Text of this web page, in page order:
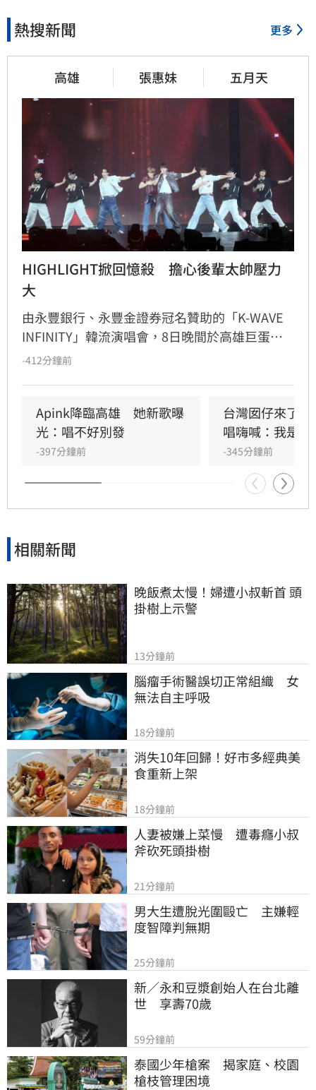
熱搜新聞 更多
高雄 張惠妹 五月天
HIGHLIGHT掀回憶殺　擔心後輩太帥壓力
大
由永豐銀行、永豐金證券冠名贊助的「K-WAVE
INFINITY」韓流演唱會，8日晚間於高雄巨蛋熱
力開唱，集結NEWBEAT、FLARE U、CRAVITY、
熱情應援，尖叫與歡呼聲一路未停，最後由
HIGHLIGHT壓軸接管舞台，將現場氣氛推向最高
潮。
-412分鐘前
Apink降臨高雄　她新歌曝
光：唱不好別發
-397分鐘前
台灣囡仔來了
唱嗨喊：我是誰
-345分鐘前
相關新聞
晚飯煮太慢！婦遭小叔斬首 頭
掛樹上示警
13分鐘前
腦瘤手術醫誤切正常組織　女
無法自主呼吸
18分鐘前
消失10年回歸！好市多經典美
食重新上架
18分鐘前
人妻被嫌上菜慢　遭毒癮小叔
斧砍死頭掛樹
21分鐘前
男大生遭脫光圍毆亡　主嫌輕
度智障判無期
25分鐘前
新／永和豆漿創始人在台北離
世　享壽70歲
59分鐘前
泰國少年槍案　揭家庭、校園
槍枝管理困境